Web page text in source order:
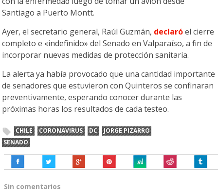
Santiago a Puerto Montt.
Ayer, el secretario general, Raúl Guzmán, declaróel cierre
completo e «indefinido» del Senado en Valparaíso, a fin de
incorporar nuevas medidas de protección sanitaria.
La alerta ya había provocado que una cantidad importante
de senadores que estuvieron con Quinteros se confinaran
preventivamente, esperando conocer durante las
próximas horas los resultados de cada testeo.
CHILE CORONAVIRUS DC
JORGE PIZARRO
SENADO
Sin comentarios